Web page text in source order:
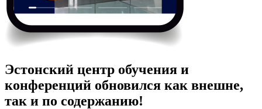
Эстонский центр обучения и
конференций обновился как внешне,
так и по содержанию!